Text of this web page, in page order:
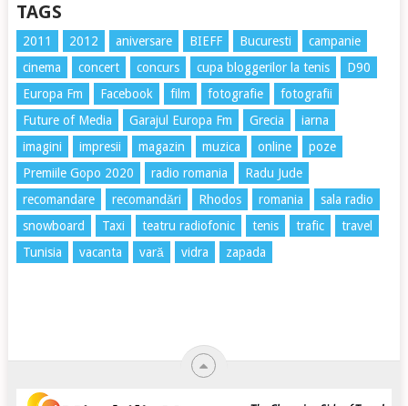
TAGS
2011 2012 aniversare BIEFF Bucuresti
campanie
cinema
concert concurs cupa bloggerilor la tenis
D90
Europa Fm
Facebook film fotografie
fotografii
Future of Media
Garajul Europa Fm Grecia
iarna
imagini
impresii magazin muzica online
poze
Premiile Gopo 2020
radio romania
Radu Jude
recomandare
recomandări Rhodos romania
sala radio
snowboard
Taxi teatru radiofonic tenis trafic
travel
Tunisia
vacanta vară vidra zapada